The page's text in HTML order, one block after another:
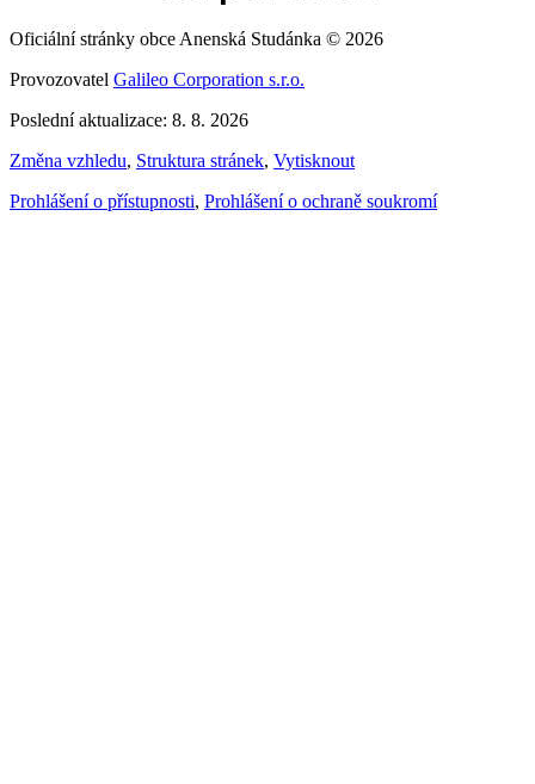
Oficiální stránky obce Anenská Studánka © 2026
Provozovatel Galileo Corporation s.r.o.
Poslední aktualizace: 8. 8. 2026
Změna vzhledu, Struktura stránek, Vytisknout
Prohlášení o přístupnosti, Prohlášení o ochraně soukromí